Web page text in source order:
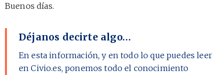
Buenos días.
Déjanos decirte algo…
En esta información, y en todo lo que puedes leer
en Civio.es, ponemos todo el conocimiento